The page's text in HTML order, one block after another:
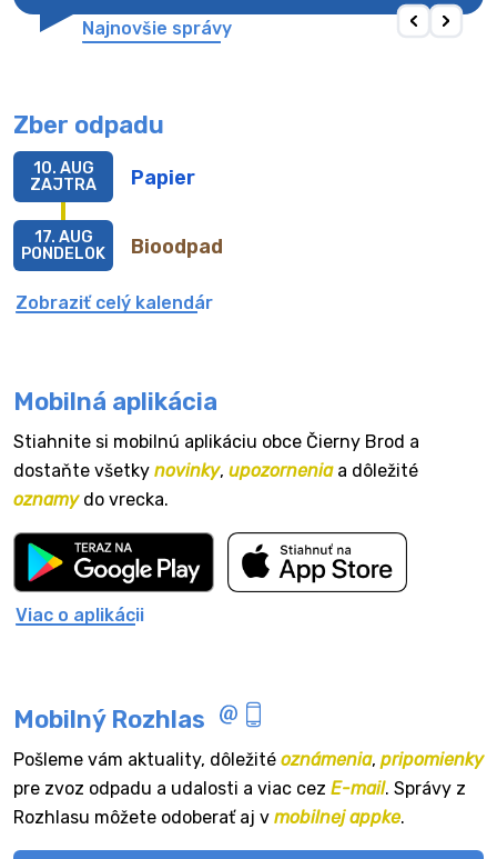
Najnovšie správy
Zber odpadu
Papier
10. AUG
ZAJTRA
Bioodpad
17. AUG
PONDELOK
Zobraziť celý kalendár
Mobilná aplikácia
Stiahnite si mobilnú aplikáciu obce Čierny Brod a
dostaňte všetky novinky, upozorneniaa dôležité
oznamydo vrecka.
Viac o aplikácii
Mobilný Rozhlas
Pošleme vám aktuality, dôležité oznámenia, pripomienky
pre zvoz odpadu a udalosti a viac cez E-mail. Správy z
Rozhlasu môžete odoberať aj v mobilnej appke.